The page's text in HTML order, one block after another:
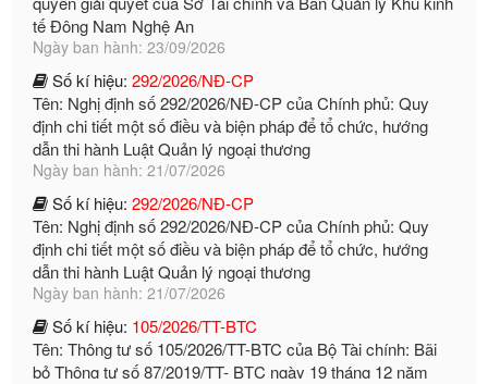
Số kí hiệu:292/2026/NĐ-CP
Tên: Nghị định số 292/2026/NĐ-CP của Chính phủ: Quy
định chi tiết một số điều và biện pháp để tổ chức, hướng
dẫn thi hành Luật Quản lý ngoại thương
Ngày ban hành: 21/07/2026
Số kí hiệu:292/2026/NĐ-CP
Tên: Nghị định số 292/2026/NĐ-CP của Chính phủ: Quy
định chi tiết một số điều và biện pháp để tổ chức, hướng
dẫn thi hành Luật Quản lý ngoại thương
Ngày ban hành: 21/07/2026
Số kí hiệu:105/2026/TT-BTC
Tên: Thông tư số 105/2026/TT-BTC của Bộ Tài chính: Bãi
bỏ Thông tư số 87/2019/TT- BТC ngày 19 tháng 12 năm
2019 của Bộ trưởng Bộ Tài chính hướng dẫn thực hiện xử
phạt vi phạm hành chính trong lĩnh vực kho bạc nhà nước
Ngày ban hành: 21/07/2026